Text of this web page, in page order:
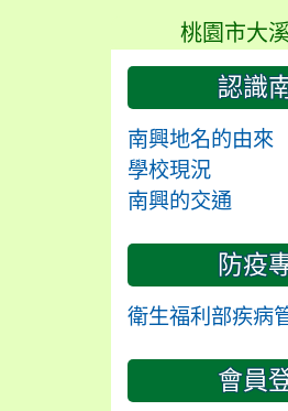
桃園市大
認識
南興地名的由來
學校現況
南興的交通
防疫
衛生福利部疾病
會員